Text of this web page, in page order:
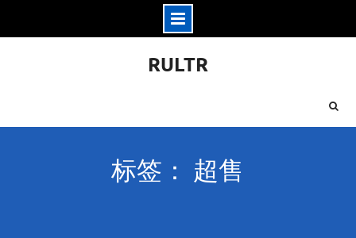
RULTR
标签： 超售